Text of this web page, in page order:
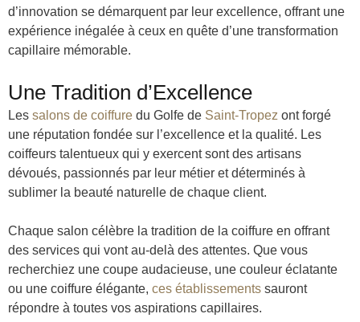
d’innovation se démarquent par leur excellence, offrant une
expérience inégalée à ceux en quête d’une transformation
capillaire mémorable.
Une Tradition d’Excellence
Les salons de coiffure du Golfe de Saint-Tropez ont forgé
une réputation fondée sur l’excellence et la qualité. Les
coiffeurs talentueux qui y exercent sont des artisans
dévoués, passionnés par leur métier et déterminés à
sublimer la beauté naturelle de chaque client.
Chaque salon célèbre la tradition de la coiffure en offrant
des services qui vont au-delà des attentes. Que vous
recherchiez une coupe audacieuse, une couleur éclatante
ou une coiffure élégante, ces établissements sauront
répondre à toutes vos aspirations capillaires.